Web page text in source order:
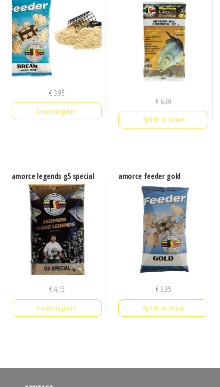
€3,95
Ajouter au panier
€ 6,30
Ajouter au panier
amorce legends g5 special
€4,15
Ajouter au panier
amorce feeder gold
€3,95
Ajouter au panier